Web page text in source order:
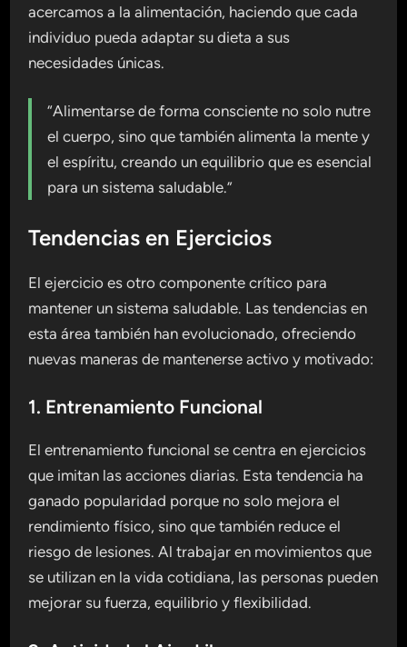
acercamos a la alimentación, haciendo que cada
individuo pueda adaptar su dieta a sus
necesidades únicas.
“Alimentarse de forma consciente no solo nutre
el cuerpo, sino que también alimenta la mente y
el espíritu, creando un equilibrio que es esencial
para un sistema saludable.”
Tendencias en Ejercicios
El ejercicio es otro componente crítico para
mantener un sistema saludable. Las tendencias en
esta área también han evolucionado, ofreciendo
nuevas maneras de mantenerse activo y motivado:
1. Entrenamiento Funcional
El entrenamiento funcional se centra en ejercicios
que imitan las acciones diarias. Esta tendencia ha
ganado popularidad porque no solo mejora el
rendimiento físico, sino que también reduce el
riesgo de lesiones. Al trabajar en movimientos que
se utilizan en la vida cotidiana, las personas pueden
mejorar su fuerza, equilibrio y flexibilidad.